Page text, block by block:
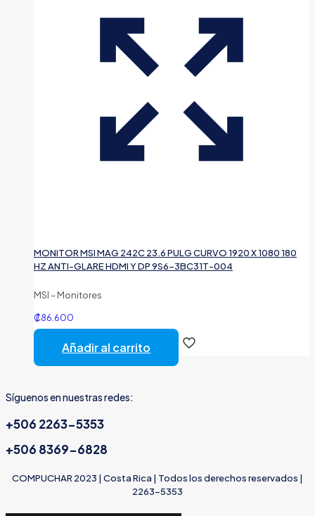
MONITOR MSI MAG 242C 23.6 PULG CURVO 1920 X 1080 180
HZ ANTI-GLARE HDMI Y DP 9S6-3BC31T-004
MSI – Monitores
₡86.600
Añadir al carrito
Síguenos en nuestras redes:
+506 2263-5353
+506 8369-6828
COMPUCHAR 2023 | Costa Rica | Todos los derechos reservados |
2263-5353